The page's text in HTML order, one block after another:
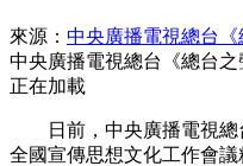
新闻 国内
视频 小央
來源： 中央廣播電視總台
中央廣播電視總台《總台之
正在加載
日前，中央廣播電視總台
全國宣傳思想文化工作會